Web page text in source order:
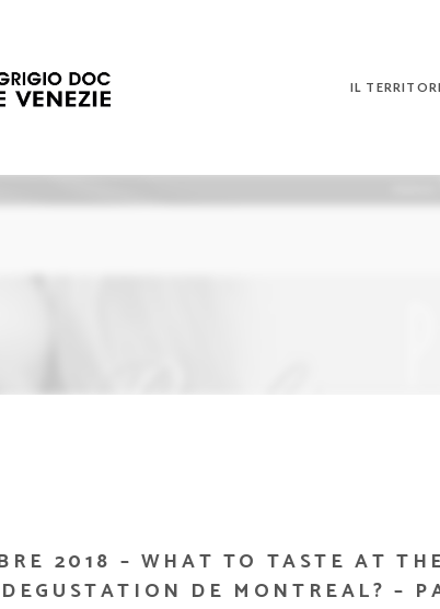
IL
2018 – WHAT TO TASTE AT
DE MONTREAL? –